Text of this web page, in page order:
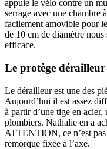
appuie le vélo contre un
serrage avec une chambre
facilement amovible pour
de 10 cm de diamètre
efficace.
Le protège dérailleur
Le dérailleur est une des
Aujourd’hui il est assez
à partir d’une tige en
plombiers. Nathalie en a
ATTENTION, ce n’est
remorque fixée à l’axe.